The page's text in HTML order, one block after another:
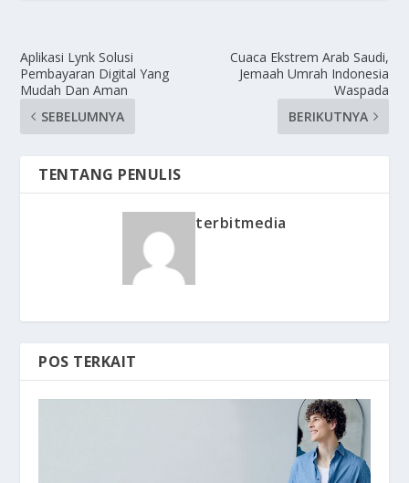
Aplikasi Lynk Solusi
Pembayaran Digital Yang
Mudah Dan Aman
SEBELUMNYA
Cuaca Ekstrem Arab Saudi,
Jemaah Umrah Indonesia
Waspada
BERIKUTNYA
TENTANG PENULIS
terbitmedia
POS TERKAIT